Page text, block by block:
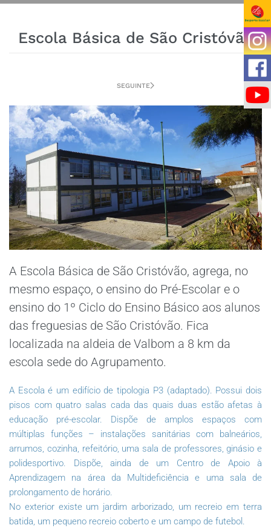
Escola Básica de São Cristóvão
SEGUINTE
A Escola Básica de São Cristóvão, agrega, no
mesmo espaço, o ensino do Pré-Escolar e o
ensino do 1º Ciclo do Ensino Básico aos alunos
das freguesias de São Cristóvão. Fica
localizada na aldeia de Valbom a 8 km da
escola sede do Agrupamento.
A Escola é um edifício de tipologia P3 (adaptado). Possui dois
pisos com quatro salas cada das quais duas estão afetas à
educação pré-escolar. Dispõe de amplos espaços com
múltiplas funções – instalações sanitárias com balneários,
arrumos, cozinha, refeitório, uma sala de professores, ginásio e
polidesportivo. Dispõe, ainda de um Centro de Apoio à
Aprendizagem na área da Multideficiência e uma sala de
prolongamento de horário.
No exterior existe um jardim arborizado, um recreio em terra
batida, um pequeno recreio coberto e um campo de futebol.